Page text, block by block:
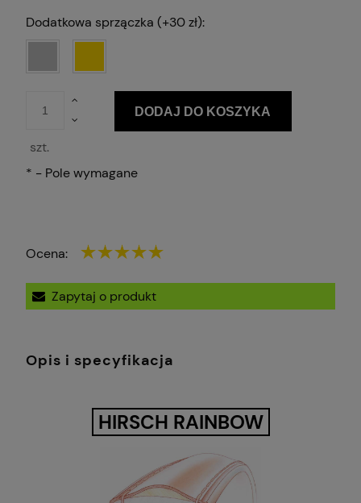
Dodatkowa sprzączka (+30 zł):
szt.
DODAJ DO KOSZYKA
* - Pole wymagane
Ocena:
Zapytaj o produkt
Opis i specyfikacja
HIRSCH RAINBOW